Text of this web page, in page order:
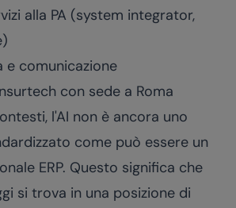
alla PA (system integrator,
e comunicazione
con sede a Roma
l'AI non è ancora uno
come può essere un
ERP. Questo significa che
si trova in una posizione di